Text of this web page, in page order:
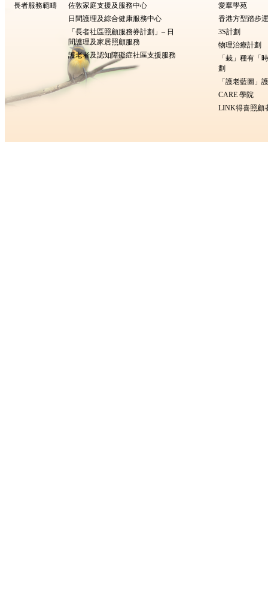
長者服務範疇
佐敦家庭支援及服務中心
日間護理及綜合健康服務中心
「長者社區照顧服務券計劃」– 日
間護理及家居照顧服務
護老者及認知障礙症社區支援服務
愛羣學苑
香港方型踏步
3S計劃
物理治療計劃
「栽」種有
劃
「護老藍圖」
CARE 學院
LINK得喜照顧